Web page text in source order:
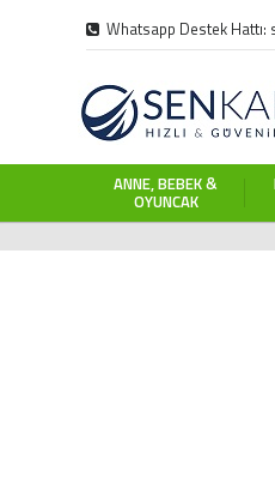
Whatsapp Destek
ANNE, BEBEK &
OYUNCAK